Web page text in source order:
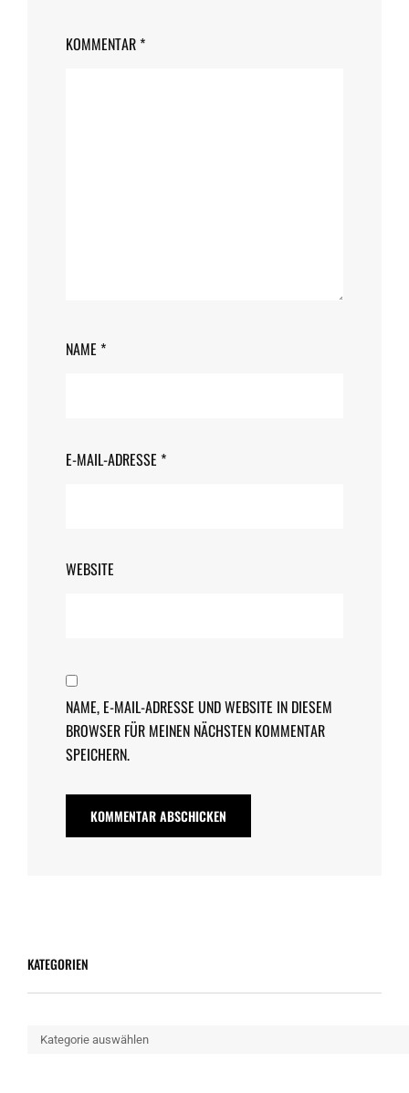
KOMMENTAR *
NAME *
E-MAIL-ADRESSE *
WEBSITE
NAME, E-MAIL-ADRESSE UND WEBSITE IN DIESEM
BROWSER FÜR MEINEN NÄCHSTEN KOMMENTAR
SPEICHERN.
KATEGORIEN
Kategorien